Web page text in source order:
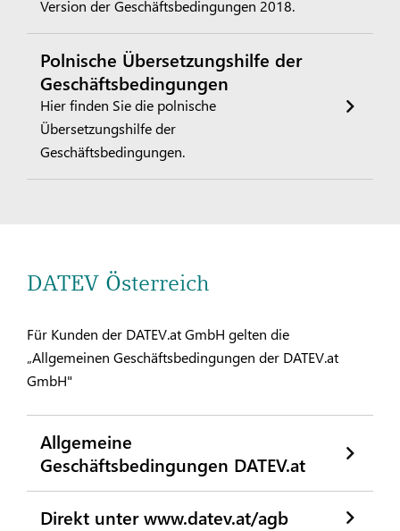
Version der Geschäftsbedingungen 2018.
Polnische Übersetzungshilfe der
Geschäftsbedingungen
Hier finden Sie die polnische
Übersetzungshilfe der
Geschäftsbedingungen.
DATEV Österreich
Für Kunden der DATEV.at GmbH gelten die
„Allgemeinen Geschäftsbedingungen der DATEV.at
GmbH"
Allgemeine
Geschäftsbedingungen DATEV.at
Direkt unter www.datev.at/agb